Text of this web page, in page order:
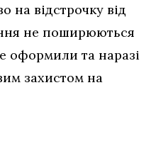
на відстрочку від
не поширюються
оформили та наразі
захистом на